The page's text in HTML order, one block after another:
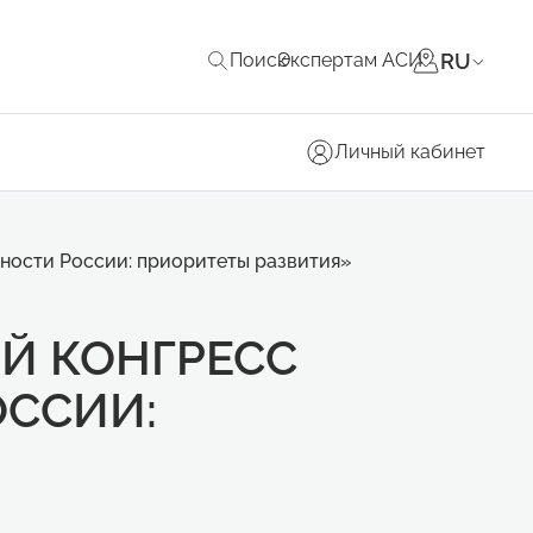
ПоискЭкспертам АСИ RU
Личный кабинет
России: приоритеты развития»
КОНГРЕСС